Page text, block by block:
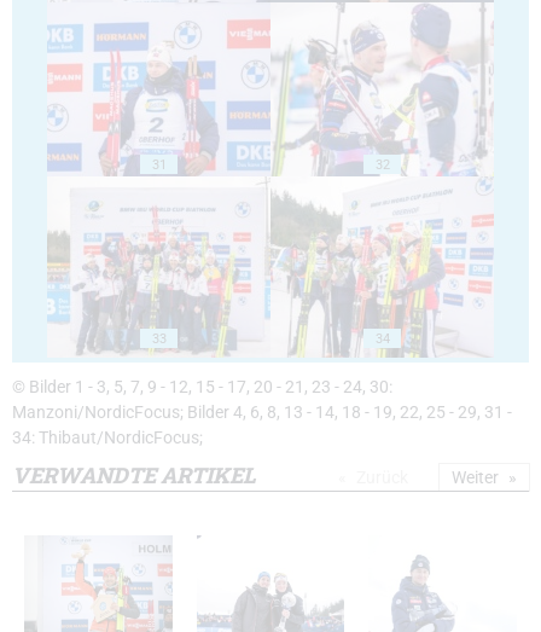
31 32
33 34
© Bilder 1 - 3, 5, 7, 9 - 12, 15 - 17, 20 - 21, 23 - 24, 30:
Manzoni/NordicFocus; Bilder 4, 6, 8, 13 - 14, 18 - 19, 22, 25 - 29, 31 -
34: Thibaut/NordicFocus;
VERWANDTE ARTIKEL Weiter